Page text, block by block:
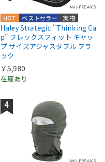
実物
ベストセラー
HOT
Haley Strategic "Thinking Ca
p" フレックスフィット キャッ
プ サイズアジャスタブル ブラ
ック
￥5,980
在庫あり